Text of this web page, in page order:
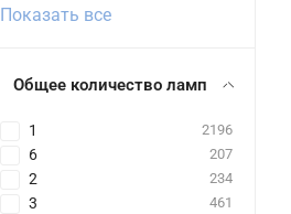
Показать все
Общее количество ламп
1 2196
6 207
2 234
3 461